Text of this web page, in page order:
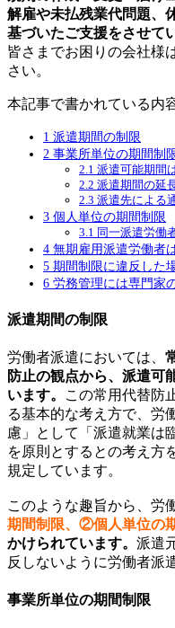
解雇や未払残業代問題、
基づいたご支援をさせて
皆さまでお困りの会社様
さい。
本記事で書かれている内
1 派遣期間の制限
2 事業所単位の期間制
2.1 派遣可能期間
2.2 派遣期間の延
2.3 派遣先による
3 個人単位の期間制限
3.1 同一派遣労働
4 無期雇用派遣労働者
5 期間制限に違反した
6 労務管理には専門家
派遣期間の制限
労働者派遣においては、
防止の観点から、派遣可
います。
この常用代替防
る基本的な考え方で、労
慮」として「派遣就業は
を原則とするとの考え方
規定しています。
このような趣旨から、労
期間制限、②個人単位の
かけられています。 派遣
反しないように労働者派
事業所単位の期間制限